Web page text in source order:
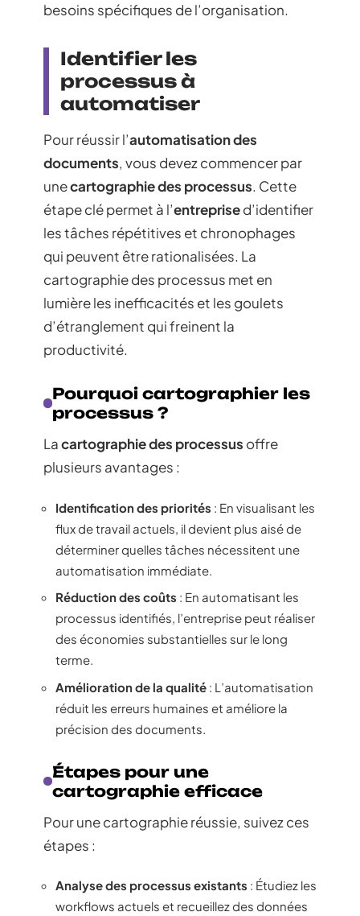
besoins spécifiques de l’organisation.
Identifier les
processus à
automatiser
Pour réussir l’automatisation des
documents, vous devez commencer par
unecartographie des processus. Cette
étape clé permet à l’entreprised’identifier
les tâches répétitives et chronophages
qui peuvent être rationalisées. La
cartographie des processus met en
lumière les inefficacités et les goulets
d’étranglement qui freinent la
productivité.
Pourquoi cartographier les
processus ?
Lacartographie des processus offre
plusieurs avantages :
Identification des priorités : En visualisant les
flux de travail actuels, il devient plus aisé de
déterminer quelles tâches nécessitent une
automatisation immédiate.
Réduction des coûts : En automatisant les
processus identifiés, l’entreprise peut réaliser
des économies substantielles sur le long
terme.
Amélioration de la qualité : L’automatisation
réduit les erreurs humaines et améliore la
précision des documents.
Étapes pour une
cartographie efficace
Pour une cartographie réussie, suivez ces
étapes :
Analyse des processus existants : Étudiez les
workflows actuels et recueillez des données